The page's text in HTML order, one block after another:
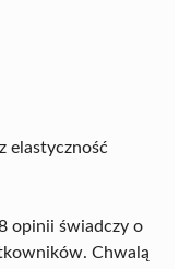
elastyczność
opinii świadczy o
Chwalą